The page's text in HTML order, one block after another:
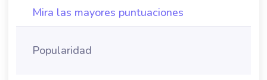
Mira las mayores puntuaciones
Popularidad